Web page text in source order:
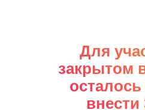
Для
закрытом
внести